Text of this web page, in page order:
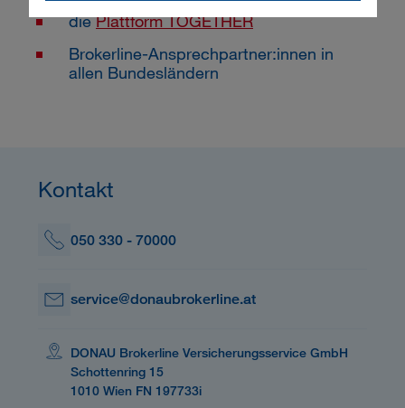
diePlattform TOGETHER
Brokerline-Ansprechpartner:innen in
allen Bundesländern
Kontakt
050 330 - 70000
service@donaubrokerline.at
DONAU Brokerline Versicherungsservice GmbH
Schottenring 15
1010 Wien FN 197733i